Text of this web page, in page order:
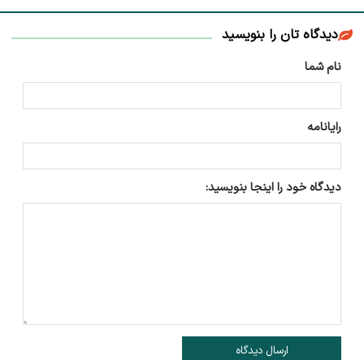
دیدگاه تان را بنویسید
نام شما
رایانامه
دیدگاه خود را اینجا بنویسید:
ارسال دیدگاه